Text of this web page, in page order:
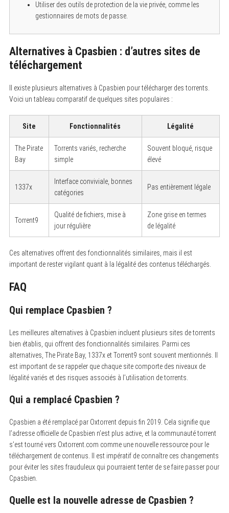
Utiliser des outils de protection de la vie privée, comme les
gestionnaires de mots de passe.
Alternatives à Cpasbien : d’autres sites de
téléchargement
Il existe plusieurs alternatives à Cpasbien pour télécharger des torrents.
Voici un tableau comparatif de quelques sites populaires :
Site Fonctionnalités Légalité
The Pirate
Bay
Torrents variés, recherche
simple
Souvent bloqué, risque
élevé
1337x
Interface conviviale, bonnes
catégories
Pas entièrement légale
Torrent9
Qualité de fichiers, mise à
jour régulière
Zone grise en termes
de légalité
Ces alternatives offrent des fonctionnalités similaires, mais il est
important de rester vigilant quant à la légalité des contenus téléchargés.
FAQ
Qui remplace Cpasbien ?
Les meilleures alternatives à Cpasbien incluent plusieurs sites de torrents
bien établis, qui offrent des fonctionnalités similaires. Parmi ces
alternatives, The Pirate Bay, 1337x et Torrent9 sont souvent mentionnés. Il
est important de se rappeler que chaque site comporte des niveaux de
légalité variés et des risques associés à l’utilisation de torrents.
Qui a remplacé Cpasbien ?
Cpasbien a été remplacé par Oxtorrent depuis fin 2019. Cela signifie que
l’adresse officielle de Cpasbien n’est plus active, et la communauté torrent
s’est tourné vers Oxtorrent.com comme une nouvelle ressource pour le
téléchargement de contenus. Il est impératif de connaître ces changements
pour éviter les sites frauduleux qui pourraient tenter de se faire passer pour
Cpasbien.
Quelle est la nouvelle adresse de Cpasbien ?
e
r
h
o
: